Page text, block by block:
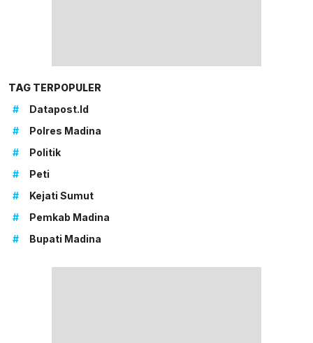
TAG TERPOPULER
#
Datapost.id
#
Polres Madina
#
Politik
#
Peti
#
Kejati Sumut
#
Pemkab Madina
#
Bupati Madina